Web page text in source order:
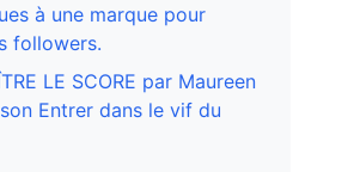
à une marque pour
followers.
LE SCORE par Maureen
Entrer dans le vif du